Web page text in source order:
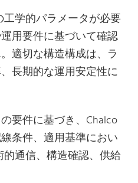
工学的パラメータが必要
用要件に基づいて確認
適切な構造構成は、ラ
長期的な運用安定性に
要件に基づき、Chalco
条件、適用基準におい
的通信、構造確認、供給